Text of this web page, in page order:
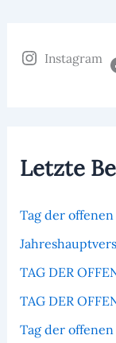
Instagram
Letzte
Tag der
TAG DER
TAG DER
Tag der